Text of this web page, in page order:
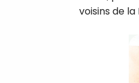
voisins de